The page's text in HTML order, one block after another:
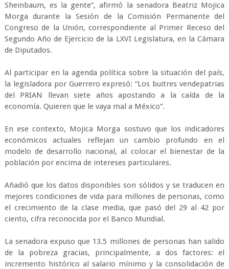
Sheinbaum, es la gente”, afirmó la senadora Beatriz Mojica
Morga durante la Sesión de la Comisión Permanente del
Congreso de la Unión, correspondiente al Primer Receso del
Segundo Año de Ejercicio de la LXVI Legislatura, en la Cámara
de Diputados.
Al participar en la agenda política sobre la situación del país,
la legisladora por Guerrero expresó: “Los buitres vendepatrias
del PRIAN llevan siete años apostando a la caída de la
economía. Quieren que le vaya mal a México”.
En ese contexto, Mojica Morga sostuvo que los indicadores
económicos actuales reflejan un cambio profundo en el
modelo de desarrollo nacional, al colocar el bienestar de la
población por encima de intereses particulares.
Añadió que los datos disponibles son sólidos y se traducen en
mejores condiciones de vida para millones de personas, como
el crecimiento de la clase media, que pasó del 29 al 42 por
ciento, cifra reconocida por el Banco Mundial.
La senadora expuso que 13.5 millones de personas han salido
de la pobreza gracias, principalmente, a dos factores: el
incremento histórico al salario mínimo y la consolidación de